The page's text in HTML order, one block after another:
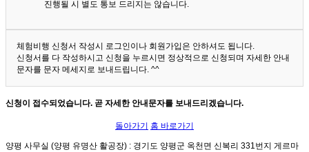
진행될 시 별도 통보 드리지는 않습니다.
체험비행 신청서 작성시 로그인이나 회원가입은 안하셔도 됩니다.
신청서를 다 작성하시고 신청을 누르시면 정상적으로 신청되며 자세한 안내
문자를 문자 메세지로 보내드립니다. ^^
신청이 접수되었습니다. 곧 자세한 안내문자를 보내드리겠습니다.
돌아가기 홈 바로가기
양평 사무실 (양평 유명산 활공장) : 경기도 양평군 옥천면 신복리 331번지 게르마